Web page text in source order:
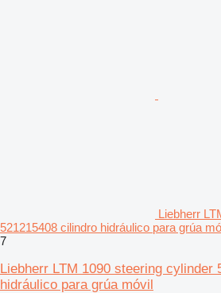
Liebherr
521215408 cilindro hidráulico para grúa
7
Liebherr LTM 1090 steering cylinder
hidráulico para grúa móvil